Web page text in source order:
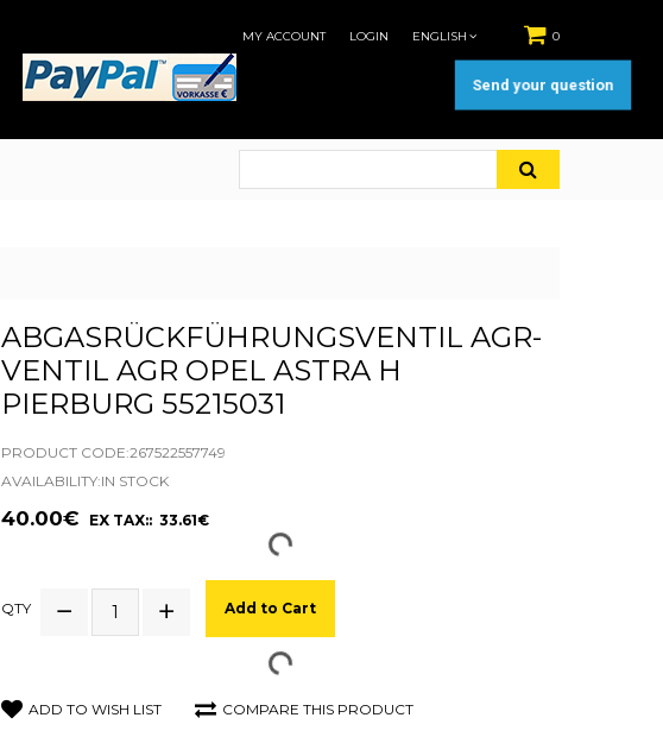
0
MY ACCOUNT LOGIN ENGLISH
ABGASRÜCKFÜHRUNGSVENTIL AGR-
VENTIL AGR OPEL ASTRA H
PIERBURG 55215031
PRODUCT CODE:267522557749
AVAILABILITY:IN STOCK
40.00€ EX TAX:: 33.61€
QTY Add to Cart
ADD TO WISH LIST COMPARE THIS PRODUCT
Send your question